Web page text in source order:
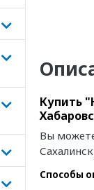
Купить
Вы
Способы